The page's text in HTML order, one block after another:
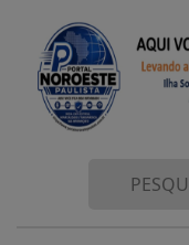
Termos de Uso
experiência de
entendemos que